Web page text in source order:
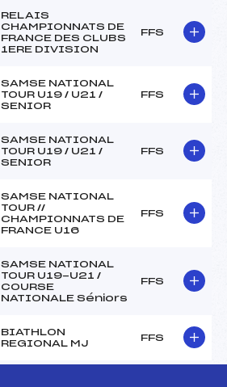
RELAIS
CHAMPIONNATS DE
FRANCE DES CLUBS
1ERE DIVISION
FFS
SAMSE NATIONAL
TOUR U19 / U21 /
SENIOR
FFS
SAMSE NATIONAL
TOUR U19 / U21 /
SENIOR
FFS
SAMSE NATIONAL
TOUR //
CHAMPIONNATS DE
FRANCE U16
FFS
SAMSE NATIONAL
TOUR U19-U21 /
COURSE
NATIONALE Séniors
FFS
BIATHLON
REGIONAL MJ
FFS